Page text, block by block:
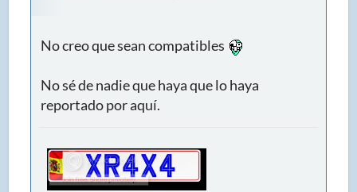
No creo que sean compatibles
No sé de nadie que haya que lo haya
reportado por aquí.